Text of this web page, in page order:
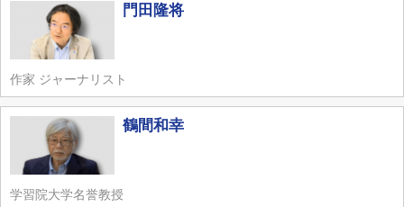
門田隆将
作家 ジャーナリスト
鶴間和幸
学習院大学名誉教授